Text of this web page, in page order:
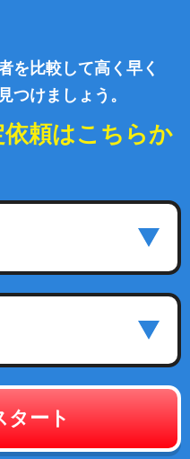
を比較して高く早く
つけましょう。
頼はこちらか
タート